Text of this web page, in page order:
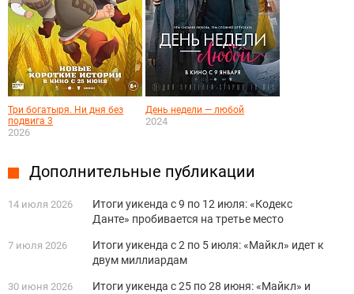
Три богатыря. Ни дня без
подвига 3
2026
День недели — любой
2024
Дополнительные публикации
14 июля 2026
Итоги уикенда с 9 по 12 июля: «Кодекс
Данте» пробивается на третье место
7 июля 2026
Итоги уикенда с 2 по 5 июля: «Майкл» идет к
двум миллиардам
30 июня 2026
Итоги уикенда с 25 по 28 июня: «Майкл» и